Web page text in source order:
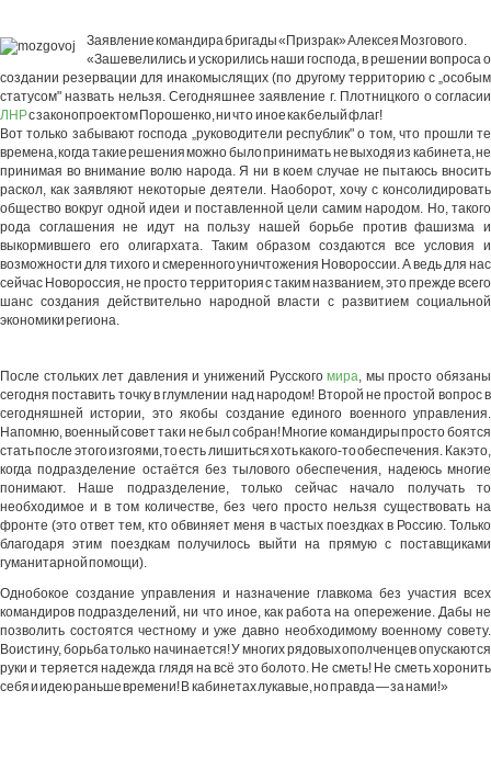
Заявление командира бригады «Призрак» Алексея Мозгового.
«Зашевелились и ускорились наши господа, в решении вопроса о
создании резервации для инакомыслящих (по другому территорию с „особым
статусом" назвать нельзя. Сегодняшнее заявление г. Плотницкого о согласии
ЛНРс законопроектом Порошенко, ни что иное как белый флаг!
Вот только забывают господа „руководители республик" о том, что прошли те
времена, когда такие решения можно было принимать не выходя из кабинета, не
принимая во внимание волю народа. Я ни в коем случае не пытаюсь вносить
раскол, как заявляют некоторые деятели. Наоборот, хочу с консолидировать
общество вокруг одной идеи и поставленной цели самим народом. Но, такого
рода соглашения не идут на пользу нашей борьбе против фашизма и
выкормившего его олигархата. Таким образом создаются все условия и
возможности для тихого и смеренного уничтожения Новороссии. А ведь для нас
сейчас Новороссия, не просто территория с таким названием, это прежде всего
шанс создания действительно народной власти с развитием социальной
экономики региона.
После стольких лет давления и унижений Русскогомира , мы просто обязаны
сегодня поставить точку в глумлении над народом! Второй не простой вопрос в
сегодняшней истории, это якобы создание единого военного управления.
Напомню, военный совет так и не был собран! Многие командиры просто боятся
стать после этого изгоями, то есть лишиться хоть какого-то обеспечения. Как это,
когда подразделение остаётся без тылового обеспечения, надеюсь многие
понимают. Наше подразделение, только сейчас начало получать то
необходимое и в том количестве, без чего просто нельзя существовать на
фронте (это ответ тем, кто обвиняет меня в частых поездках в Россию. Только
благодаря этим поездкам получилось выйти на прямую с поставщиками
гуманитарной помощи).
Однобокое создание управления и назначение главкома без участия всех
командиров подразделений, ни что иное, как работа на опережение. Дабы не
позволить состоятся честному и уже давно необходимому военному совету.
Воистину, борьба только начинается! У многих рядовых ополченцев опускаются
руки и теряется надежда глядя на всё это болото. Не сметь! Не сметь хоронить
себя и идею раньше времени! В кабинетах лукавые, но правда — за нами!»